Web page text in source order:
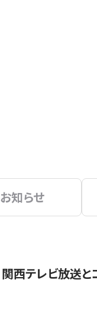
お知らせ
関西テレビ放送と